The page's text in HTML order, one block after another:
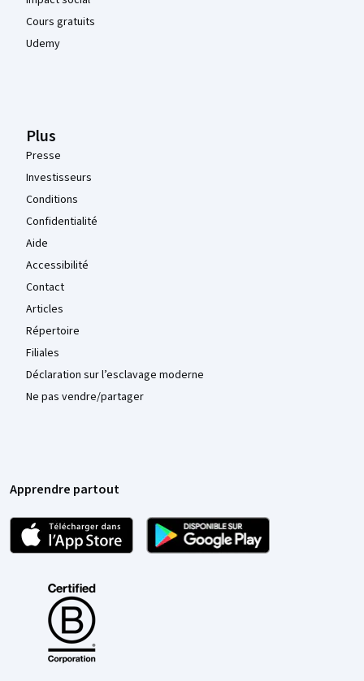
Cours gratuits
Udemy
Plus
Presse
Investisseurs
Conditions
Confidentialité
Aide
Accessibilité
Contact
Articles
Répertoire
Filiales
Déclaration sur l’esclavage moderne
Ne pas vendre/partager
Apprendre partout